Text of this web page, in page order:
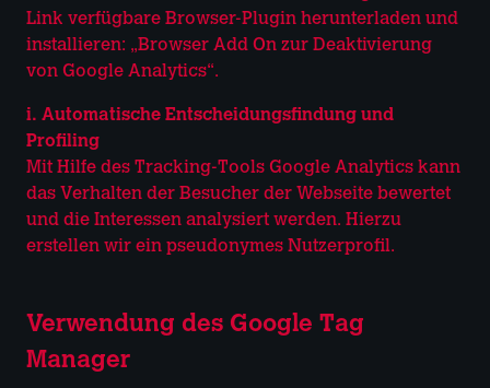
Link verfügbare Browser-Plugin herunterladen und
installieren: „Browser Add On zur Deaktivierung
von Google Analytics“.
i. Automatische Entscheidungsfindung und
Profiling
Mit Hilfe des Tracking-Tools Google Analytics kann
das Verhalten der Besucher der Webseite bewertet
und die Interessen analysiert werden. Hierzu
erstellen wir ein pseudonymes Nutzerprofil.
Verwendung des Google Tag
Manager